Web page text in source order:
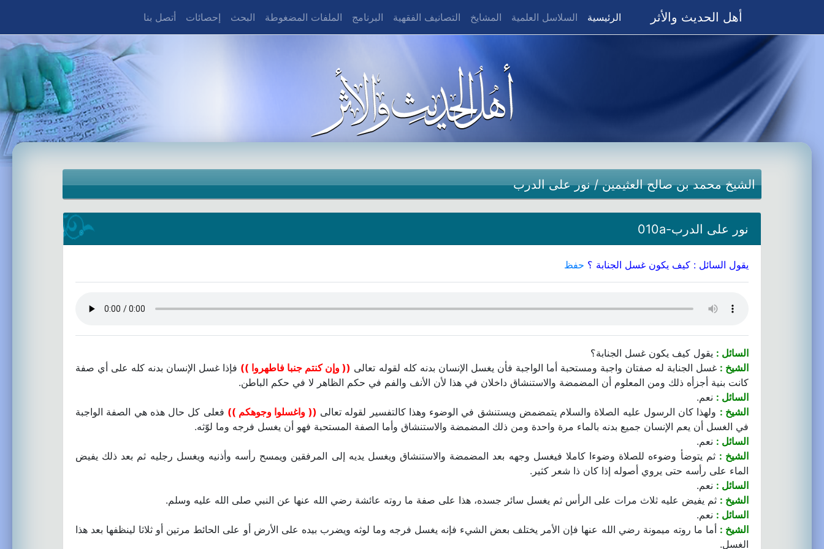
أهل الحديث والأثر الرئيسية السلاسل العلمية المشايخ التصانيف الفقهية البرنامج الملفات المضغوطة البحث إحصائات أتصل بنا
الشيخ محمد بن صالح العثيمين/نور على الدرب
نور على الدرب-010a
يقول السائل : كيف يكون غسل الجنابة ؟ حفظ
السائل : يقول كيف يكون غسل الجنابة؟
الشيخ : غسل الجنابة له صفتان واجبة ومستحبة أما الواجبة فأن يغسل الإنسان بدنه كله لقوله تعالى (( وإن كنتم جنبا فاطهروا )) فإذا غسل الإنسان بدنه كله على أي صفة
كانت بنية أجزأه ذلك ومن المعلوم أن المضمضة والاستنشاق داخلان في هذا لأن الأنف والفم في حكم الظاهر لا في حكم الباطن.
السائل : نعم.
الشيخ : ولهذا كان الرسول عليه الصلاة والسلام يتمضمض ويستنشق في الوضوء وهذا كالتفسير لقوله تعالى (( واغسلوا وجوهكم )) فعلى كل حال هذه هي الصفة الواجبة
في الغسل أن يعم الإنسان جميع بدنه بالماء مرة واحدة ومن ذلك المضمضة والاستنشاق وأما الصفة المستحبة فهو أن يغسل فرجه وما لوّثه.
السائل : نعم.
الشيخ : ثم يتوضأ وضوءه للصلاة وضوءا كاملا فيغسل وجهه بعد المضمضة والاستنشاق ويغسل يديه إلى المرفقين ويمسح رأسه وأذنيه ويغسل رجليه ثم بعد ذلك يفيض
الماء على رأسه حتى يروي أصوله إذا كان ذا شعر كثير.
السائل : نعم.
الشيخ : ثم يفيض عليه ثلاث مرات على الرأس ثم يغسل سائر جسده، هذا على صفة ما روته عائشة رضي الله عنها عن النبي صلى الله عليه وسلم.
السائل : نعم.
الشيخ : أما ما روته ميمونة رضي الله عنها فإن الأمر يختلف بعض الشيء فإنه يغسل فرجه وما لوثه ويضرب بيده على الأرض أو على الحائط مرتين أو ثلاثا لينظفها بعد هذا
الغسل.